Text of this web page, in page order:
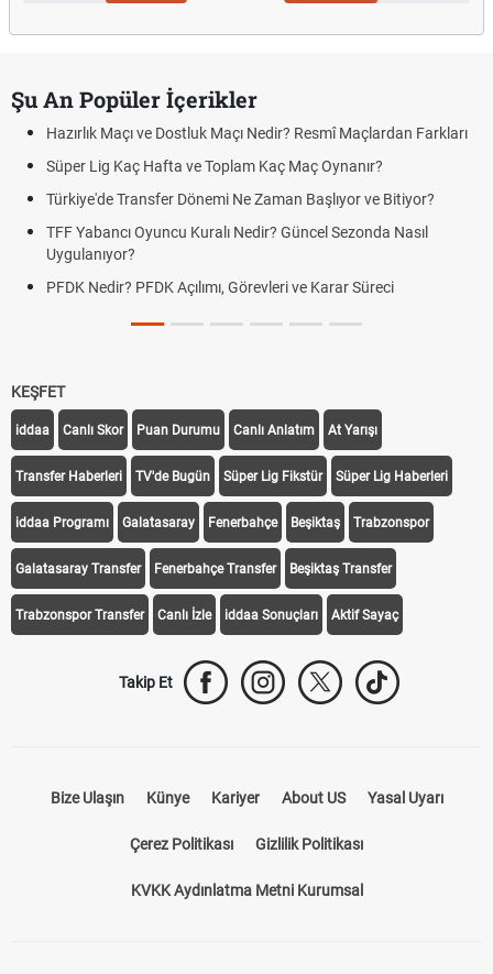
Şu An Popüler İçerikler
Hazırlık Maçı ve Dostluk Maçı Nedir? Resmî Maçlardan Farkları
Süper Lig Kaç Hafta ve Toplam Kaç Maç Oynanır?
Türkiye'de Transfer Dönemi Ne Zaman Başlıyor ve Bitiyor?
TFF Yabancı Oyuncu Kuralı Nedir? Güncel Sezonda Nasıl
Uygulanıyor?
PFDK Nedir? PFDK Açılımı, Görevleri ve Karar Süreci
KEŞFET
iddaa Canlı Skor Puan Durumu Canlı Anlatım At Yarışı
Transfer Haberleri TV'de Bugün Süper Lig Fikstür Süper Lig Haberleri
iddaa Programı Galatasaray Fenerbahçe Beşiktaş Trabzonspor
Galatasaray Transfer Fenerbahçe Transfer Beşiktaş Transfer
Trabzonspor Transfer Canlı İzle iddaa Sonuçları Aktif Sayaç
Takip Et
Bize Ulaşın Künye Kariyer About US Yasal Uyarı
Çerez Politikası Gizlilik Politikası
KVKK Aydınlatma Metni Kurumsal